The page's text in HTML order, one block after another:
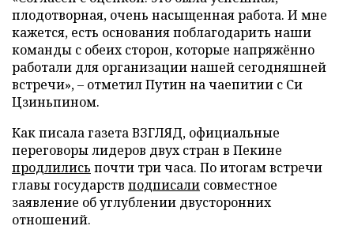
плодотворная, очень насыщенная работа. И мне
кажется, есть основания поблагодарить наши
команды с обеих сторон, которые напряжённо
работали для организации нашей сегодняшней
встречи», – отметил Путин на чаепитии с Си
Цзиньпином.
Как писала газета ВЗГЛЯД, официальные
переговоры лидеров двух стран в Пекине
продлились почти три часа. По итогам встречи
главы государств подписали совместное
заявление об углублении двусторонних
отношений.